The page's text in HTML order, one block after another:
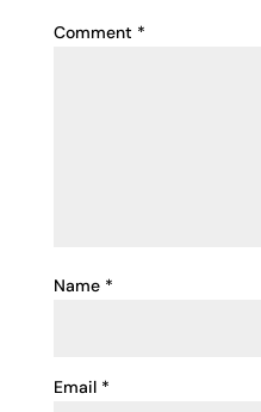
Comment *
Name *
Email *